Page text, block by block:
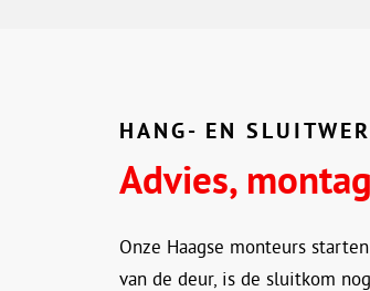
HANG- EN
Advies,
Onze Haagse monteurs
van de deur, is de sluitkom